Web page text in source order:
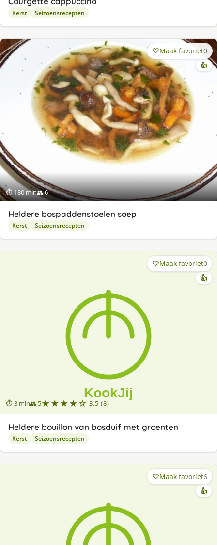
Kerst Seizoensrecepten
⏱ 180 min👥 6
Maak favoriet0
👍
Heldere bospaddenstoelen soep
Kerst Seizoensrecepten
⏱ 3 min👥 5★★★★☆ 3.5 (8)
Maak favoriet0
👍
Heldere bouillon van bosduif met groenten
Kerst Seizoensrecepten
Maak favoriet6
👍